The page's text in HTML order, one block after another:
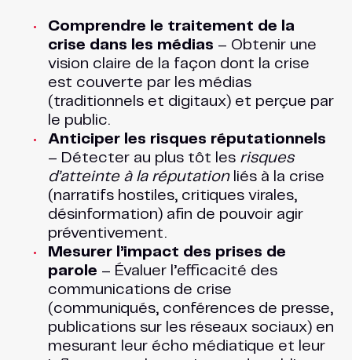
Comprendre le traitement de la
crise dans les médias – Obtenir une
vision claire de la façon dont la crise
est couverte par les médias
(traditionnels et digitaux) et perçue par
le public.
Anticiper les risques réputationnels
– Détecter au plus tôt les risques
d’atteinte à la réputationliés à la crise
(narratifs hostiles, critiques virales,
désinformation) afin de pouvoir agir
préventivement​.
Mesurer l’impact des prises de
parole – Évaluer l’efficacité des
communications de crise
(communiqués, conférences de presse,
publications sur les réseaux sociaux) en
mesurant leur écho médiatique et leur